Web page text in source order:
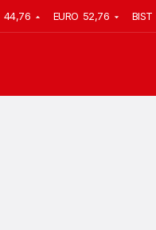
44,76 EURO 52,76 BIST